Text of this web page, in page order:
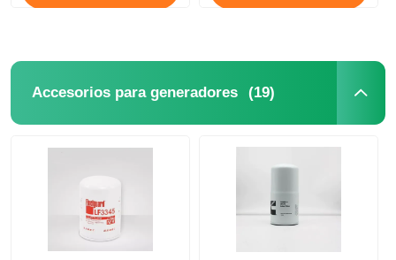
Accesorios para generadores (19)